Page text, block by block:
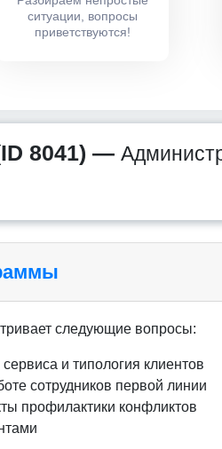
ситуации, вопросы
приветствуются!
8041) —
следующие вопросы:
и типология клиентов
сотрудников первой линии
профилактики конфликтов